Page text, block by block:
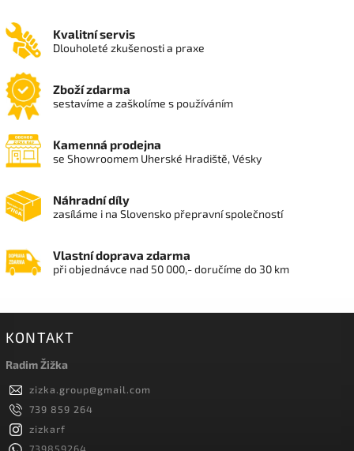
Kvalitní servis
Dlouholeté zkušenosti a praxe
Zboží zdarma
sestavíme a zaškolíme s používáním
Kamenná prodejna
se Showroomem Uherské Hradiště, Vésky
Náhradní díly
zasíláme i na Slovensko přepravní společností
Vlastní doprava zdarma
při objednávce nad 50 000,- doručíme do 30 km
KONTAKT
Radim Žižka
zizka.group@gmail.com
739 859 264
zizkarf